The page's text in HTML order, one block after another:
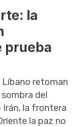
la
prueba
Líbano retoman
del
Irán, la frontera
la paz no